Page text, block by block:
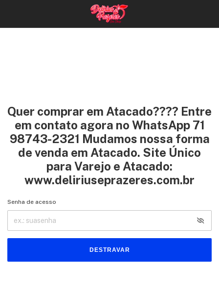
Quer comprar em Atacado???? Entre
em contato agora no WhatsApp 71
98743-2321 Mudamos nossa forma
de venda em Atacado. Site Único
para Varejo e Atacado:
www.deliriuseprazeres.com.br
Senha de acesso
DESTRAVAR